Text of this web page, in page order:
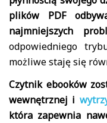
plików PDF
najmniejszych
odpowiedniego
możliwe staję się
Czytnik ebooków
wewnętrznej i
która zapewnia